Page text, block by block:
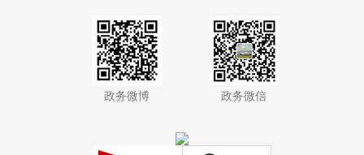
政务微博 政务微信